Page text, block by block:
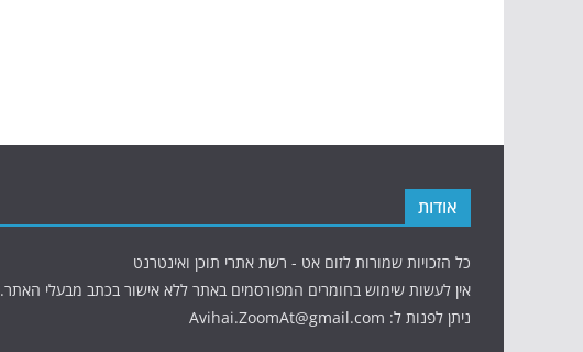
אודות
כל הזכויות שמורות לזום אט - רשת אתרי תוכן ואינטרנט
אין לעשות שימוש בחומרים המפורסמים באתר ללא אישור בכתב מבעלי האתר.
ניתן לפנות ל: Avihai.ZoomAt@gmail.com